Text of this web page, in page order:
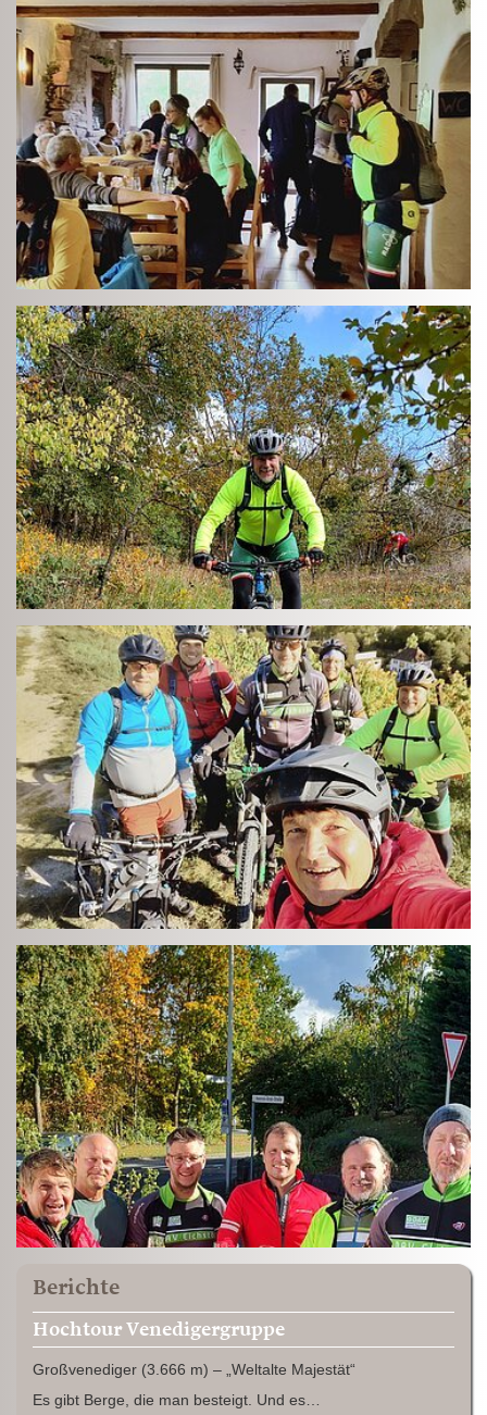
Berichte
Hochtour Venedigergruppe
Großvenediger (3.666 m) – „Weltalte Majestät“
Es gibt Berge, die man besteigt. Und es…